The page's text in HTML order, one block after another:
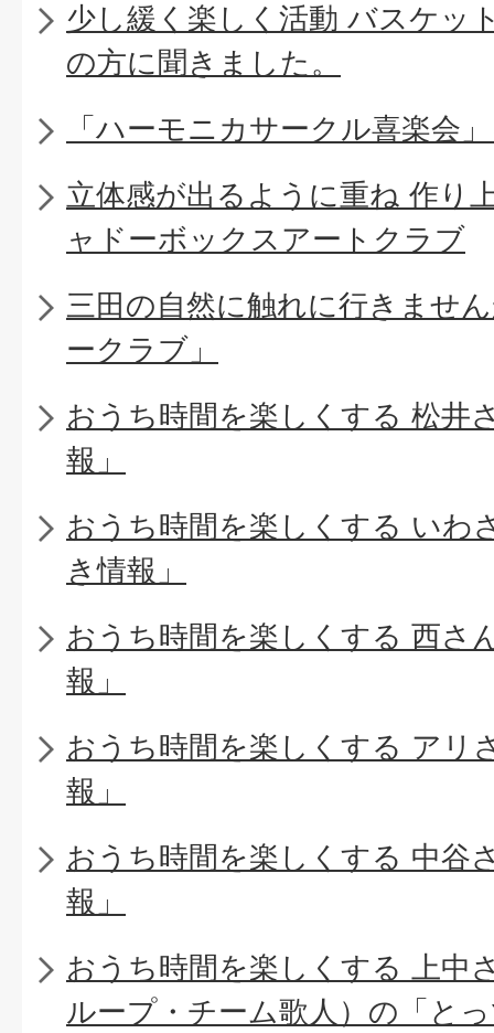
少し緩く楽しく活動 バスケッ
の方に聞きました。
「ハーモニカサークル喜楽会
立体感が出るように重ね 作り
ャドーボックスアートクラブ
三田の自然に触れに行きませ
ークラブ」
おうち時間を楽しくする 松井
報」
おうち時間を楽しくする いわ
き情報」
おうち時間を楽しくする 西さ
報」
おうち時間を楽しくする アリ
報」
おうち時間を楽しくする 中谷
報」
おうち時間を楽しくする 上中
ループ・チーム歌人）の「と